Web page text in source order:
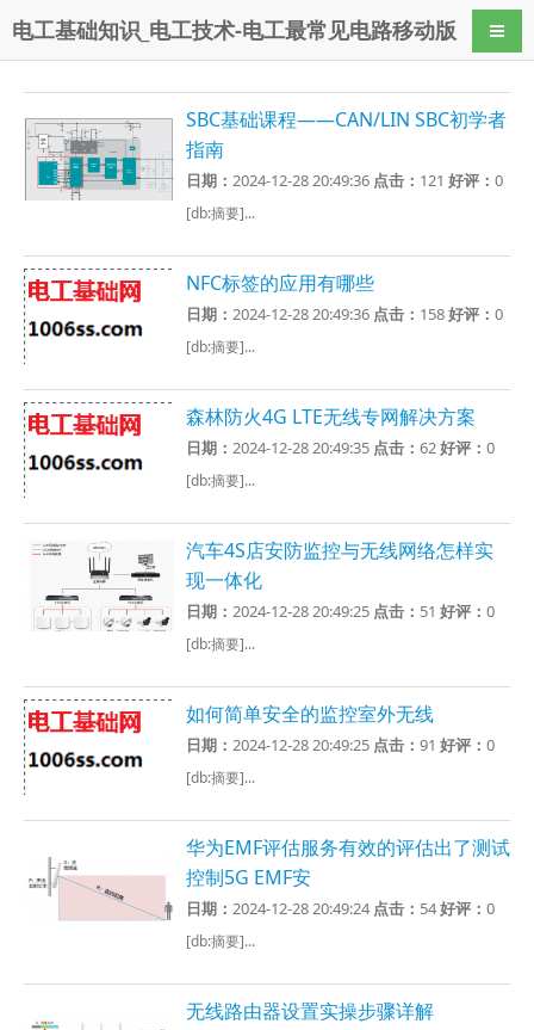
电工基础知识_电工技术-电工最常见电路移动版 导航
SBC基础课程——CAN/LIN SBC初学者
指南
日期：2024-12-28 20:49:36 点击： 121好评：0
[db:摘要]...
NFC标签的应用有哪些
日期：2024-12-28 20:49:36 点击： 158好评：0
[db:摘要]...
森林防火4G LTE无线专网解决方案
日期：2024-12-28 20:49:35 点击：62好评：0
[db:摘要]...
汽车4S店安防监控与无线网络怎样实
现一体化
日期：2024-12-28 20:49:25 点击： 51好评：0
[db:摘要]...
如何简单安全的监控室外无线
日期：2024-12-28 20:49:25 点击：91好评：0
[db:摘要]...
华为EMF评估服务有效的评估出了测试
控制5G EMF安
日期：2024-12-28 20:49:24 点击： 54好评：0
[db:摘要]...
无线路由器设置实操步骤详解